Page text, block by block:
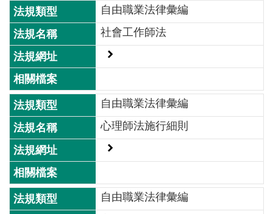
見
問
答
電
子
報
RSS
English
網
站
安
自由職業法律彙編
社會工作師法
自由職業法律彙編
心理師法施行細則
自由職業法律彙編